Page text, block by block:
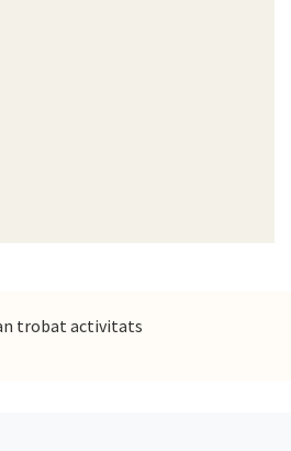
trobat activitats